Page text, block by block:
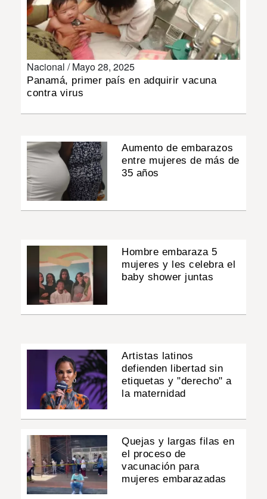
Nacional /Mayo 28, 2025
Panamá, primer país en adquirir vacuna
contra virus
Aumento de embarazos
entre mujeres de más de
35 años
Hombre embaraza 5
mujeres y les celebra el
baby shower juntas
Artistas latinos
defienden libertad sin
etiquetas y "derecho" a
la maternidad
Quejas y largas filas en
el proceso de
vacunación para
mujeres embarazadas